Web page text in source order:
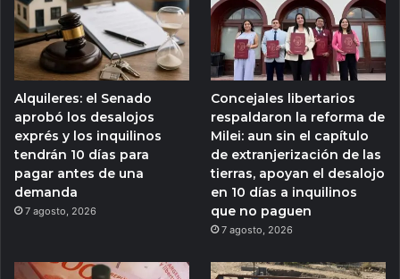
Alquileres: el Senado
aprobó los desalojos
exprés y los inquilinos
tendrán 10 días para
pagar antes de una
demanda
7 agosto, 2026
Concejales libertarios
respaldaron la reforma de
Milei: aun sin el capítulo
de extranjerización de las
tierras, apoyan el desalojo
en 10 días a inquilinos
que no paguen
7 agosto, 2026